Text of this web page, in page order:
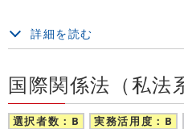
詳細を読む
国際関係法（私法
選択者数：B 実務活用度：B